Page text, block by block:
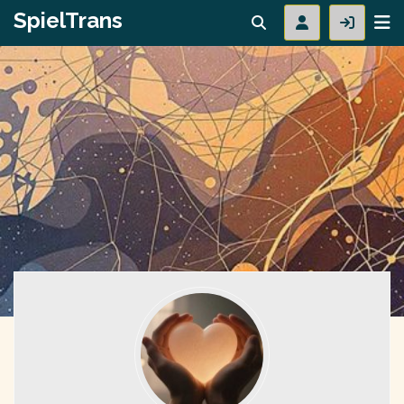
SpielTrans